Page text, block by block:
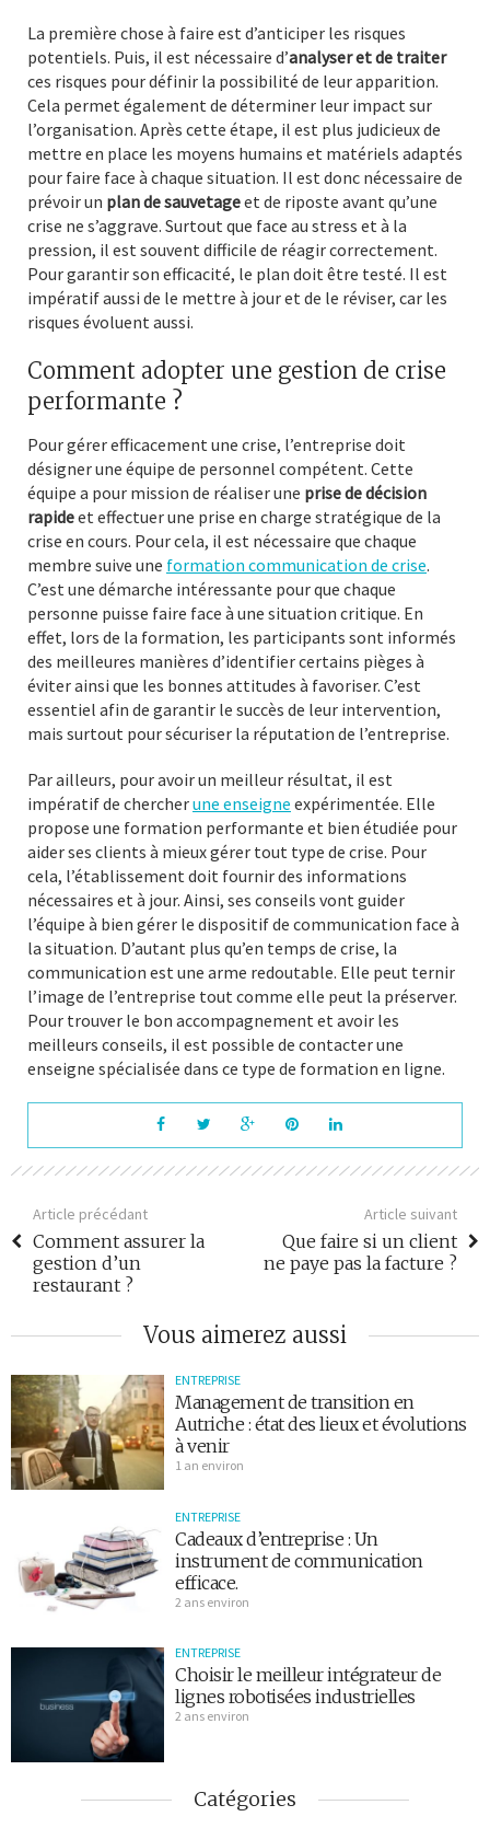
La première chose à faire est d’anticiper les risques
potentiels. Puis, il est nécessaire d’analyser et de traiter
ces risques pour définir la possibilité de leur apparition.
Cela permet également de déterminer leur impact sur
l’organisation. Après cette étape, il est plus judicieux de
mettre en place les moyens humains et matériels adaptés
pour faire face à chaque situation. Il est donc nécessaire de
prévoir un plan de sauvetageet de riposte avant qu’une
crise ne s’aggrave. Surtout que face au stress et à la
pression, il est souvent difficile de réagir correctement.
Pour garantir son efficacité, le plan doit être testé. Il est
impératif aussi de le mettre à jour et de le réviser, car les
risques évoluent aussi.
Comment adopter une gestion de crise
performante ?
Pour gérer efficacement une crise, l’entreprise doit
désigner une équipe de personnel compétent. Cette
équipe a pour mission de réaliser une prise de décision
rapideet effectuer une prise en charge stratégique de la
crise en cours. Pour cela, il est nécessaire que chaque
membre suive une formation communication de crise.
C’est une démarche intéressante pour que chaque
personne puisse faire face à une situation critique. En
effet, lors de la formation, les participants sont informés
des meilleures manières d’identifier certains pièges à
éviter ainsi que les bonnes attitudes à favoriser. C’est
essentiel afin de garantir le succès de leur intervention,
mais surtout pour sécuriser la réputation de l’entreprise.
Par ailleurs, pour avoir un meilleur résultat, il est
impératif de chercherune enseigne expérimentée. Elle
propose une formation performante et bien étudiée pour
aider ses clients à mieux gérer tout type de crise. Pour
cela, l’établissement doit fournir des informations
nécessaires et à jour. Ainsi, ses conseils vont guider
l’équipe à bien gérer le dispositif de communication face à
la situation. D’autant plus qu’en temps de crise, la
communication est une arme redoutable. Elle peut ternir
l’image de l’entreprise tout comme elle peut la préserver.
Pour trouver le bon accompagnement et avoir les
meilleurs conseils, il est possible de contacter une
enseigne spécialisée dans ce type de formation en ligne.
Article précédant
Comment assurer la
gestion d’un
restaurant ?
Article suivant
Que faire si un client
ne paye pas la facture ?
Vous aimerez aussi
ENTREPRISE
Management de transition en
Autriche : état des lieux et évolutions
à venir
1 an environ
ENTREPRISE
Cadeaux d’entreprise : Un
instrument de communication
efficace.
2 ans environ
ENTREPRISE
Choisir le meilleur intégrateur de
lignes robotisées industrielles
2 ans environ
Catégories